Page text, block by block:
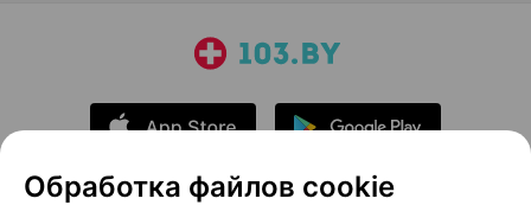
Обработка файлов cookie